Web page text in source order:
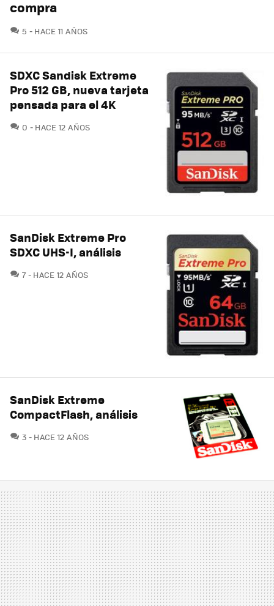
compra
5 COMENTARIOS
HACE 11 AÑOS
SDXC Sandisk Extreme
Pro 512 GB, nueva tarjeta
pensada para el 4K
0 COMENTARIOS
HACE 12 AÑOS
SanDisk Extreme Pro
SDXC UHS-I, análisis
7COMENTARIOS
HACE 12 AÑOS
SanDisk Extreme
CompactFlash, análisis
3 COMENTARIOS
HACE 12 AÑOS